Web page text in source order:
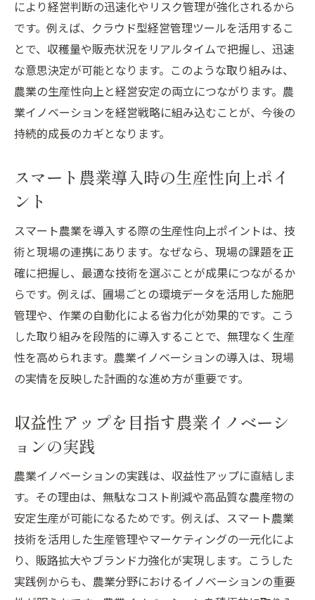
により経営判断の迅速化やリスク管理が強化されるから
です。例えば、クラウド型経営管理ツールを活用するこ
とで、収穫量や販売状況をリアルタイムで把握し、迅速
な意思決定が可能となります。このような取り組みは、
農業の生産性向上と経営安定の両立につながります。農
業イノベーションを経営戦略に組み込むことが、今後の
持続的成長のカギとなります。
スマート農業導入時の生産性向上ポイ
ント
スマート農業を導入する際の生産性向上ポイントは、技
術と現場の連携にあります。なぜなら、現場の課題を正
確に把握し、最適な技術を選ぶことが成果につながるか
らです。例えば、圃場ごとの環境データを活用した施肥
管理や、作業の自動化による省力化が効果的です。こう
した取り組みを段階的に導入することで、無理なく生産
性を高められます。農業イノベーションの導入は、現場
の実情を反映した計画的な進め方が重要です。
収益性アップを目指す農業イノベーシ
ョンの実践
農業イノベーションの実践は、収益性アップに直結しま
す。その理由は、無駄なコスト削減や高品質な農産物の
安定生産が可能になるためです。例えば、スマート農業
技術を活用した生産管理やマーケティングの一元化によ
り、販路拡大やブランド力強化が実現します。こうした
実践例からも、農業分野におけるイノベーションの重要